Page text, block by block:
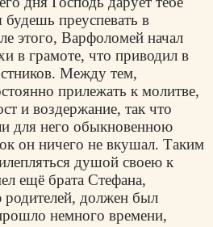
преуспевать в
этого, Варфоломей начал
в грамоте, что приводил в
Между тем,
прилежать к молитве,
и воздержание, так что
для него обыкновенною
он ничего не вкушал. Таким
душой своею к
ещё брата Стефана,
должен был
немного времени,